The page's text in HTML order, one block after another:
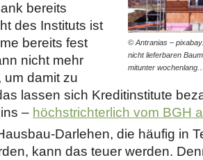
© Antranias –
nicht lieferbaren
mitunter
bereits
des Instituts ist
bereits fest
nicht mehr
um damit zu
lassen sich Kreditinstitute
– höchstrichterlich vom BGH
Darlehen, die häufig in
kann das teuer werden.